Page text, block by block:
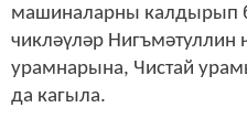
машиналарны калдырып
чикләүләр Нигъмәтуллин
урамнарына, Чистай
да кагыла.